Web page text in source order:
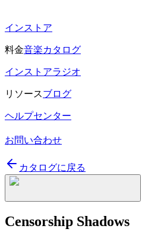
インストア
料金音楽カタログ
インストアラジオ
リソースブログ
ヘルプセンター
お問い合わせ
カタログに戻る
Censorship Shadows